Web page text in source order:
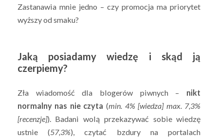
Zastanawia mnie jedno – czy promocja ma priorytet
wyższy od smaku?
Jaką posiadamy wiedzę i skąd ją
czerpiemy?
Zła wiadomość dla blogerów piwnych – nikt
normalny nas nie czyta (min. 4% [wiedza] max. 7,3%
[recenzje]). Badani wolą przekazywać sobie wiedzę
ustnie (57,3%), czytać bzdury na portalach